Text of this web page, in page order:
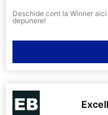
Deschide cont la Winner
depunere!